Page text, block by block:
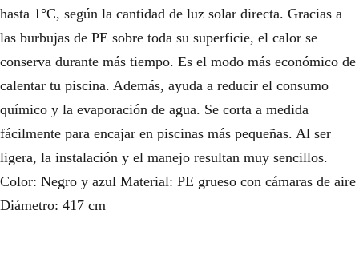
hasta 1°C, según la cantidad de luz solar directa. Gracias a
las burbujas de PE sobre toda su superficie, el calor se
conserva durante más tiempo. Es el modo más económico de
calentar tu piscina. Además, ayuda a reducir el consumo
químico y la evaporación de agua. Se corta a medida
fácilmente para encajar en piscinas más pequeñas. Al ser
ligera, la instalación y el manejo resultan muy sencillos.
Color: Negro y azul Material: PE grueso con cámaras de aire
Diámetro: 417 cm